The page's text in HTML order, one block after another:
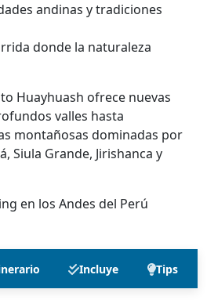
andinas y tradiciones
donde la naturaleza
Huayhuash ofrece nuevas
valles hasta
montañosas dominadas por
Siula Grande, Jirishanca y
en los Andes del Perú
Incluye Tips